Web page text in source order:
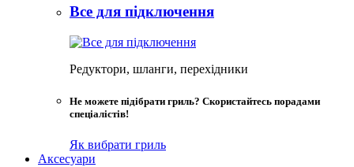
Все для підключення
Редуктори, шланги, перехідники
Не можете підібрати гриль? Скористайтесь порадами
спеціалістів!
Як вибрати гриль
Аксесуари